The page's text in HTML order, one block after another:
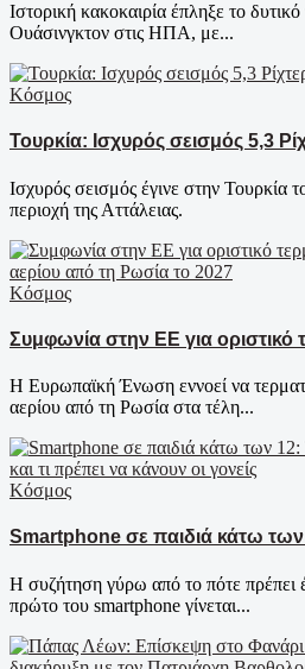
Ιστορική κακοκαιρία έπληξε το
Ουάσινγκτον στις ΗΠΑ, με...
Κόσμος
Τουρκία: Ισχυρός σεισμός 5,3
Ισχυρός σεισμός έγινε στην Τουρκία
περιοχή της Αττάλειας.
Κόσμος
Συμφωνία στην ΕΕ για οριστικό
Η Ευρωπαϊκή Ένωση εννοεί να
αερίου από τη Ρωσία στα τέλη...
Κόσμος
Smartphone σε παιδιά κάτω των
Η συζήτηση γύρω από το πότε πρέπει
πρώτο του smartphone γίνεται...